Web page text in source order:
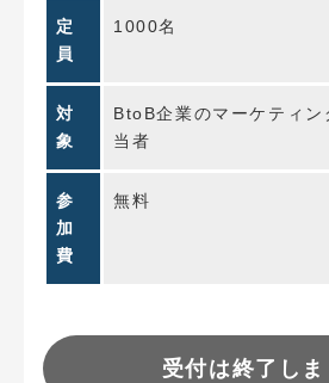
定
員
1000名
対
象
BtoB企業のマーケティン
当者
参
加
費
無料
受付は終了しま